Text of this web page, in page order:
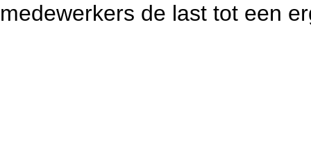
medewerkers de last tot een